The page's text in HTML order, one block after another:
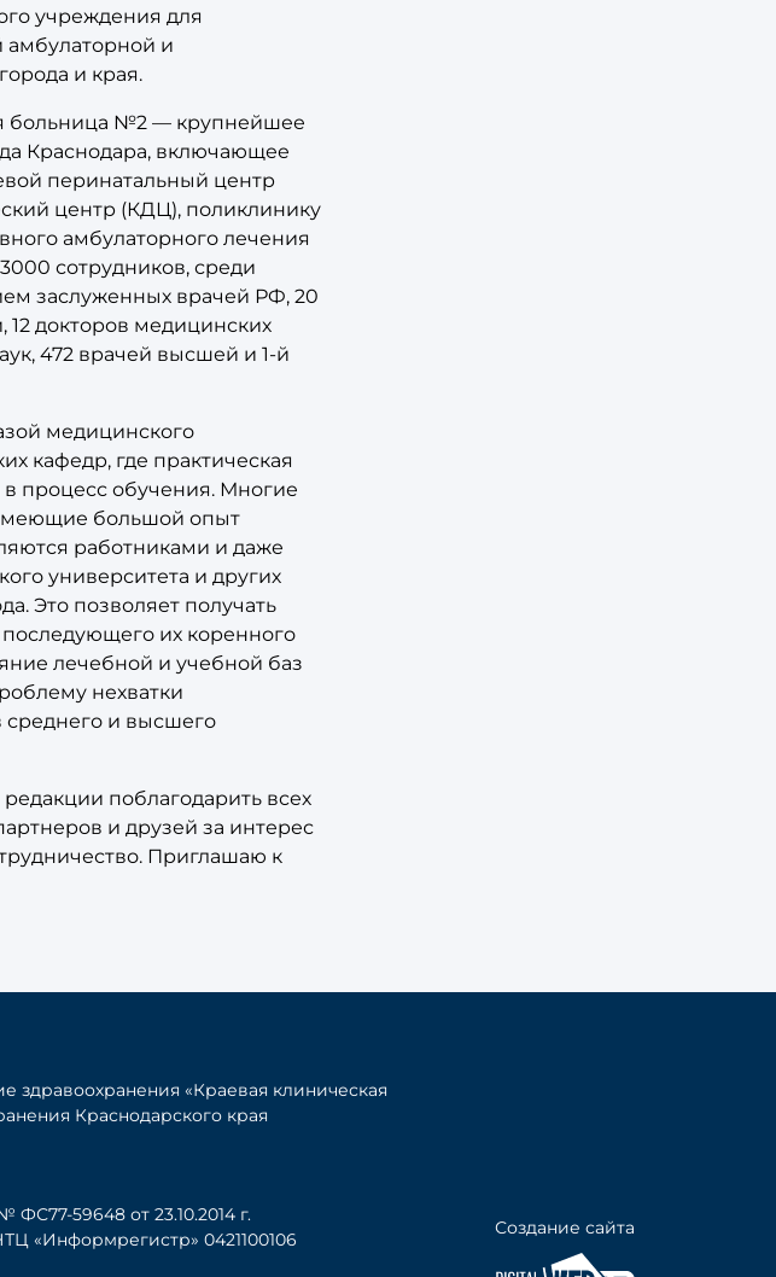
учреждения для
и
и края.
больница №2 — крупнейшее
Краснодара, включающее
перинатальный центр
центр (КДЦ), поликлинику
амбулаторного лечения
сотрудников, среди
заслуженных врачей РФ, 20
докторов медицинских
472 врачей высшей и 1-й
медицинского
кафедр, где практическая
процесс обучения. Многие
большой опыт
работниками и даже
университета и других
Это позволяет получать
их коренного
лечебной и учебной баз
нехватки
и высшего
поблагодарить всех
и друзей за интерес
Приглашаю к
здравоохранения «Краевая клиническая
Краснодарского края
59648 от 23.10.2014 г.
«Информрегистр» 0421100106
Создание сайта